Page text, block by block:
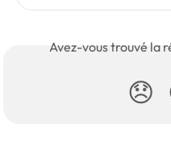
Avez-vous trouvé la
😞